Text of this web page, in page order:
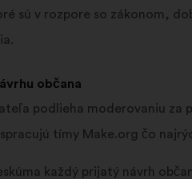
sú v rozpore so zákonom,
občana
podlieha moderovaniu
tímy Make.org čo
každý prijatý návrh